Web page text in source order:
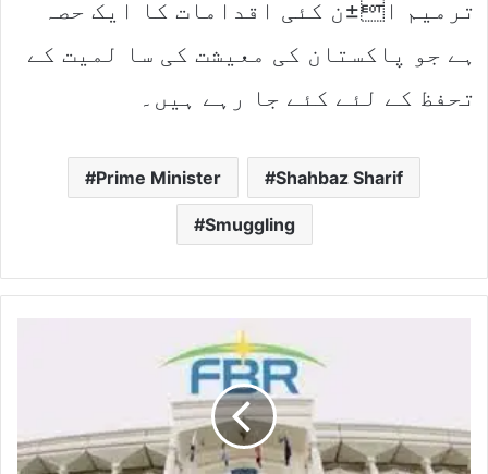
ترمیم ا±ن کئی اقدامات کا ایک حصہ
ہے جو پاکستان کی معیشت کی سا لمیت کے
تحفظ کے لئے کئے جا رہے ہیں۔
Prime Minister Shahbaz Sharif
Smuggling